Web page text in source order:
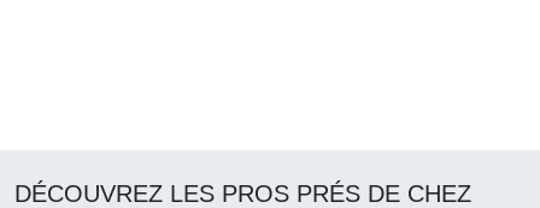
DÉCOUVREZ LES PROS PRÉS DE CHEZ